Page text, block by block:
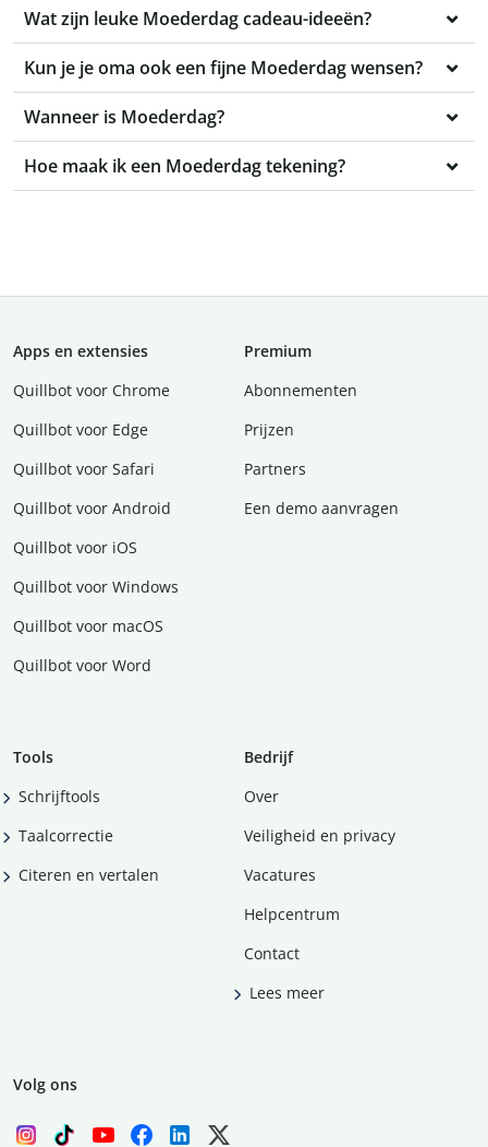
Wat zijn leuke Moederdag cadeau-ideeën?
Kun je je oma ook een fijne Moederdag wensen?
Wanneer is Moederdag?
Hoe maak ik een Moederdag tekening?
Apps en extensies
Quillbot voor Chrome
Quillbot voor Edge
Quillbot voor Safari
Quillbot voor Android
Quillbot voor iOS
Quillbot voor Windows
Quillbot voor macOS
Quillbot voor Word
Premium
Abonnementen
Prijzen
Partners
Een demo aanvragen
Tools
Schrijftools
Taalcorrectie
Citeren en vertalen
Bedrijf
Over
Veiligheid en privacy
Vacatures
Helpcentrum
Contact
Lees meer
Volg ons